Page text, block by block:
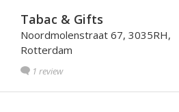
Tabac & Gifts
Noordmolenstraat 67, 3035RH,
Rotterdam
1 review